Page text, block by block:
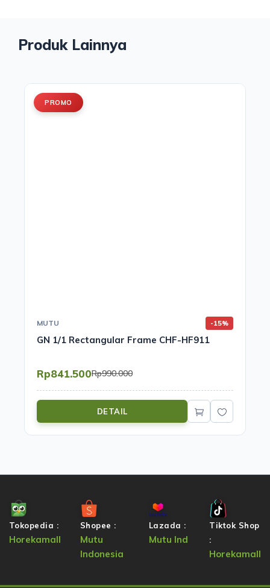
Produk Lainnya
PROMO
MUTU -15%
GN 1/1 Rectangular Frame CHF-HF911
Rp841.500Rp990.000
DETAIL
Tokopedia :
Horekamall
Shopee :
Mutu
Indonesia
Lazada :
Mutu Ind
Tiktok Shop
:
Horekamall